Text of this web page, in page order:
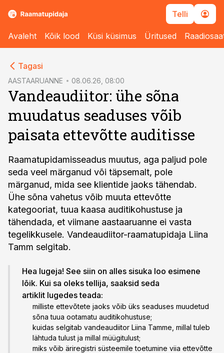
Telli
Avaleht Kõik lood Küsi küsimus Üritused
Tagasi
AASTAARUANNE 08.06.26, 08:00
Vandeaudiitor: ühe sõna
muudatus seaduses võib
paisata ettevõtte auditisse
Raamatupidamisseadus muutus, aga paljud pole
seda veel märganud või täpsemalt, pole
märganud, mida see klientide jaoks tähendab.
Ühe sõna vahetus võib muuta ettevõtte
kategooriat, tuua kaasa auditikohustuse ja
tähendada, et viimane aastaaruanne ei vasta
tegelikkusele. Vandeaudiitor-raamatupidaja Liina
Tamm selgitab.
Hea lugeja! See siin on alles sisuka loo esimene
lõik. Kui sa oleks tellija, saaksid seda
artiklit lugedes teada:
milliste ettevõtete jaoks võib üks seaduses muudetud
sõna tuua ootamatu auditikohustuse;
kuidas selgitab vandeaudiitor Liina Tamme, millal tuleb
lähtuda tulust ja millal müügitulust;
miks võib äriregistri süsteemile toetumine viia ettevõtte